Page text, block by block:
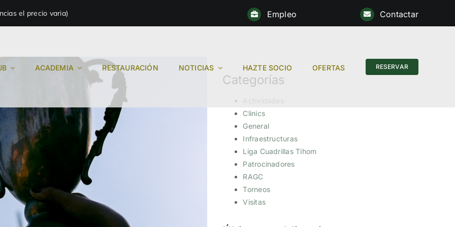
el precio varia) Empleo Contactar
ACADEMIA RESTAURACIÓN NOTICIAS HAZTE SOCIO OFERTAS RESERVAR
Categorías
Clinics
General
Infraestructuras
Liga Cuadrillas Tihom
Patrocinadores
RAGC
Torneos
Visitas